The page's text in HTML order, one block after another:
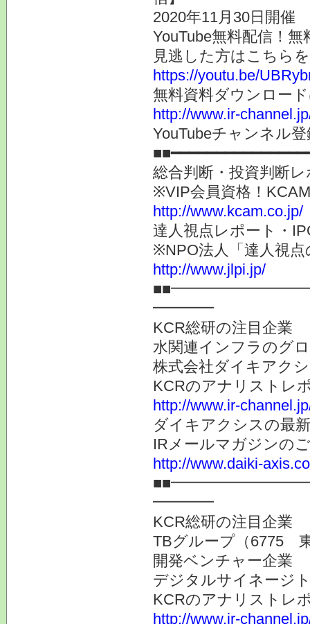
2020年11月30日開催
YouTube無料配信！
見逃した方はこちら
https://youtu.be/
無料資料ダウンロー
http://www.ir-
YouTubeチャンネル
総合判断・投資判断
※VIP会員資格！
http://www.kcam.co.jp/
達人視点レポート・
※NPO法人「達人視
http://www.jlpi.jp/
━━━━
KCR総研の注目企業
水関連インフラのグ
株式会社ダイキアク
KCRのアナリストレ
http://www.ir-
ダイキアクシスの最
IRメールマガジンの
http://www.daiki-
━━━━
KCR総研の注目企業
TBグループ（6775
開発ベンチャー企業
デジタルサイネージ
KCRのアナリストレ
http://www.ir-